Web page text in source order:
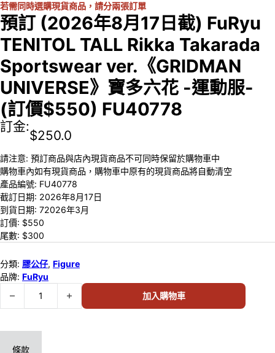
若需同時選購現貨商品，請分兩張訂單
預訂 (2026年8月17日截) FuRyu
TENITOL TALL Rikka Takarada
Sportswear ver.《GRIDMAN
UNIVERSE》寶多六花 -運動服-
(訂價$550) FU40778
訂金:
$250.0
請注意: 預訂商品與店內現貨商品不可同時保留於購物車中
購物車內如有現貨商品，購物車中原有的現貨商品將自動清空
產品編號: FU40778
截訂日期: 2026年8月17日
到貨日期: 72026年3月
訂價: $550
尾數: $300
分類: 膠公仔, Figure
品牌: FuRyu
預訂 (2026年8月17日截) FuRyu TENITOL TALL Rikka Takarada
加入購物車
條款